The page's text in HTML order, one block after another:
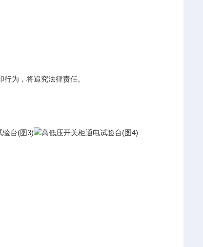
为，将追究法律责任。